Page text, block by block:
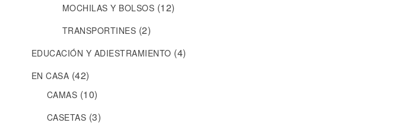
MOCHILAS Y BOLSOS (12)
TRANSPORTINES (2)
EDUCACIÓN Y ADIESTRAMIENTO (4)
EN CASA (42)
CAMAS (10)
CASETAS (3)